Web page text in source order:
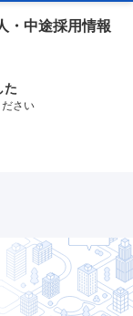
・中途採用情報
た
さい